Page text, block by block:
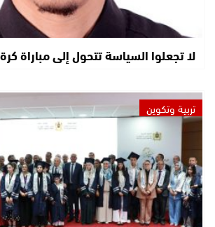
لا تجعلوا السياسة تتحول إلى مباراة
تربية وتكوين